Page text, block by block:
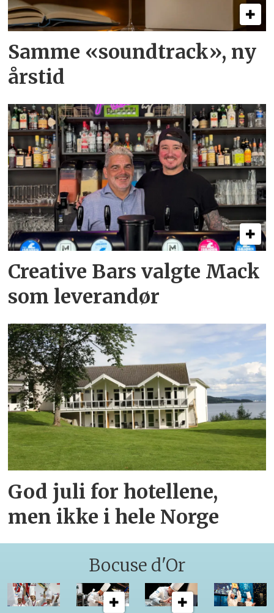
Samme «soundtrack», ny
årstid
Creative Bars valgte Mack
som leverandør
God juli for hotellene,
men ikke i hele Norge
Bocuse d'Or